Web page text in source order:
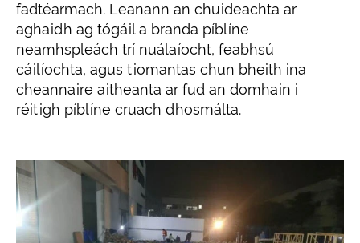
fadtéarmach. Leanann an chuideachta ar
aghaidh ag tógáil a branda píblíne
neamhspleách trí nuálaíocht, feabhsú
cáilíochta, agus tiomantas chun bheith ina
cheannaire aitheanta ar fud an domhain i
réitigh píblíne cruach dhosmálta.